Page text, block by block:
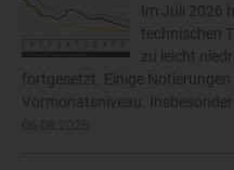
Im Juli 2026
technischen
zu leicht
fortgesetzt. Einige
Vormonatsniveau.